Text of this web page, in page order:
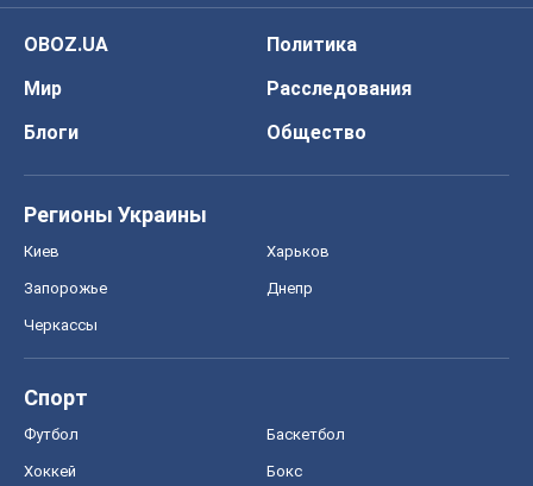
OBOZ.UA
Политика
Мир
Расследования
Блоги
Общество
Регионы Украины
Киев Харьков
Запорожье Днепр
Черкассы
Спорт
Футбол Баскетбол
Хоккей Бокс